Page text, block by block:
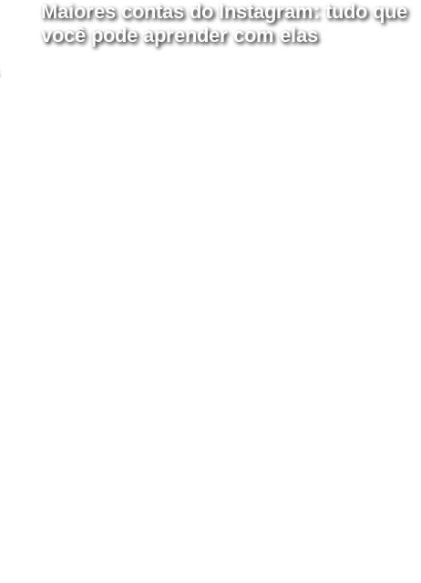
Maiores contas do Instagram: tudo que
você pode aprender com elas